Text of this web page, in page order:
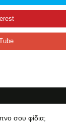
σου φίδια;